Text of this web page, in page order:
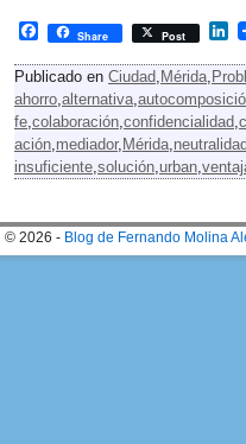
F
a
c
e
b
o
o
k
Share Post
L
n
k
e
d
I
n
Publicado en Ciudad, Mérida,
ahorro,alternativa,
fe,colaboración,confidencialidad,
ación,mediador, Mérida,neutralidad
insuficiente,solución,urban,
© 2026 - Blog de Fernando Molina